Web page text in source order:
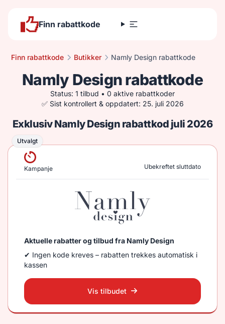
Finn rabattkode
Finn rabattkode Butikker Namly Design rabattkode
Namly Design rabattkode
Status: 1 tilbud • 0 aktive rabattkoder
✅ Sist kontrollert & oppdatert: 25. juli 2026
Exklusiv Namly Design rabattkod juli 2026
Utvalgt
Utvalgt
Kampanje Ubekreftet sluttdato
Aktuelle rabatter og tilbud fra Namly Design
✔ Ingen kode kreves – rabatten trekkes automatisk i
kassen
Vis tilbudet